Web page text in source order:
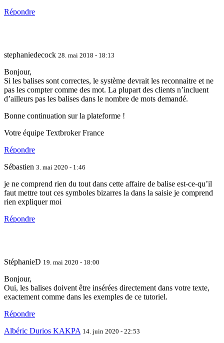
Répondre
stephaniedecock 28. mai 2018 - 18:13
Bonjour,
Si les balises sont correctes, le système devrait les reconnaitre et ne
pas les compter comme des mot. La plupart des clients n’incluent
d’ailleurs pas les balises dans le nombre de mots demandé.
Bonne continuation sur la plateforme !
Votre équipe Textbroker France
Répondre
Sébastien 3. mai 2020 - 1:46
je ne comprend rien du tout dans cette affaire de balise est-ce-qu’il
faut mettre tout ces symboles bizarres la dans la saisie je comprend
rien expliquer moi
Répondre
StéphanieD 19. mai 2020 - 18:00
Bonjour,
Oui, les balises doivent être insérées directement dans votre texte,
exactement comme dans les exemples de ce tutoriel.
Répondre
Albéric Durios KAKPA 14. juin 2020 - 22:53